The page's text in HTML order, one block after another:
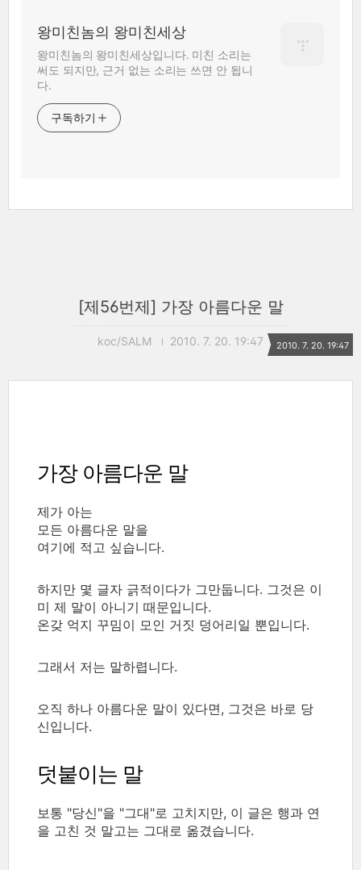
왕미친놈의 왕미친세상
왕미친놈의 왕미친세상입니다. 미친 소리는
써도 되지만, 근거 없는 소리는 쓰면 안 됩니
다.
구독하기
[제56번제] 가장 아름다운 말
koc/SALM 2010. 7. 20. 19:47 2010. 7. 20. 19:47
가장 아름다운 말
제가 아는
모든 아름다운 말을
여기에 적고 싶습니다.
하지만 몇 글자 긁적이다가 그만둡니다. 그것은 이
미 제 말이 아니기 때문입니다.
온갖 억지 꾸밈이 모인 거짓 덩어리일 뿐입니다.
그래서 저는 말하렵니다.
오직 하나 아름다운 말이 있다면, 그것은 바로 당
신입니다.
덧붙이는 말
보통 "당신"을 "그대"로 고치지만, 이 글은 행과 연
을 고친 것 말고는 그대로 옮겼습니다.